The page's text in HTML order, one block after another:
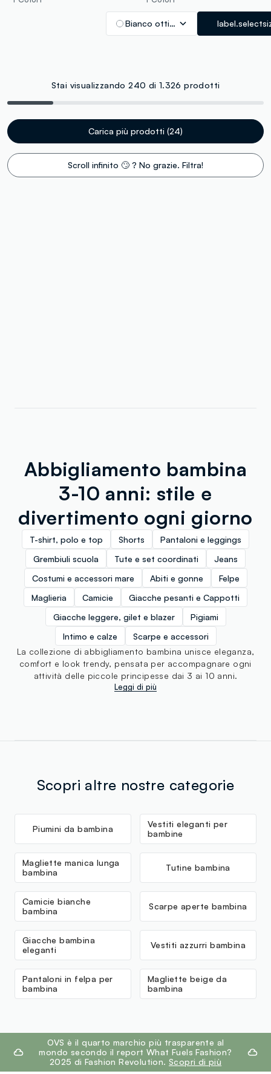
Bianco ottico
Stai visualizzando 240 di 1.326 prodotti
Carica più prodotti (24)
Scroll infinito 🙄 ? No grazie. Filtra!
Abbigliamento bambina
3-10 anni: stile e
divertimento ogni giorno
T-shirt, polo e top Shorts
Pantaloni e leggings
Grembiuli scuola
Tute e set coordinati
Jeans
Costumi e accessori mare
Abiti e gonne
Felpe
Maglieria
Camicie
Giacche pesanti e Cappotti
Giacche leggere, gilet e blazer
Pigiami
Intimo e calze
Scarpe e accessori
La collezione di abbigliamento bambina unisce eleganza,
comfort e look trendy, pensata per accompagnare ogni
attività delle piccole principesse dai 3 ai 10 anni.
Leggi di più
Scopri altre nostre categorie
Piumini da bambina
Vestiti eleganti per
bambine
Magliette manica lunga
bambina
Tutine bambina
Camicie bianche
bambina
Scarpe aperte bambina
Giacche bambina
eleganti
Vestiti azzurri bambina
Pantaloni in felpa per
bambina
Magliette beige da
bambina
footer.ariatitleOVS è il quarto marchio più trasparente al
mondo secondo il report What Fuels Fashion?
2025 di Fashion Revolution. Scopri di più